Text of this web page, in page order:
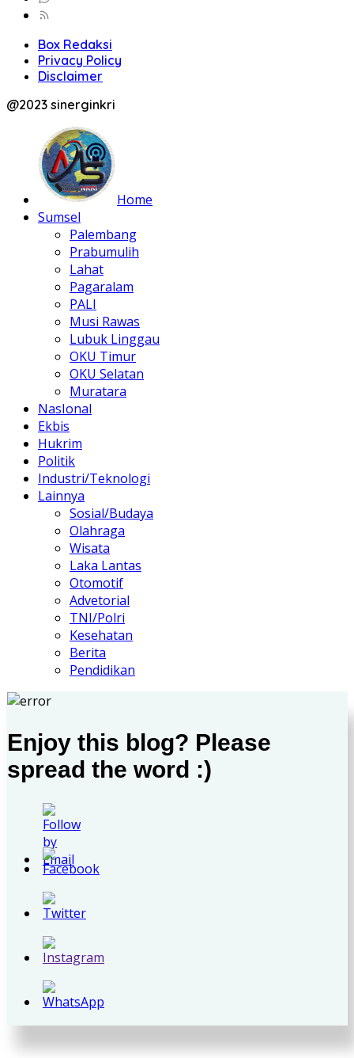
Box Redaksi
Privacy Policy
Disclaimer
@2023 sinerginkri
Home
Sumsel
Palembang
Prabumulih
Lahat
Pagaralam
PALI
Musi Rawas
Lubuk Linggau
OKU Timur
OKU Selatan
Muratara
NasIonal
Ekbis
Hukrim
Politik
Industri/Teknologi
Lainnya
Sosial/Budaya
Olahraga
Wisata
Laka Lantas
Otomotif
Advetorial
TNI/Polri
Kesehatan
Berita
Pendidikan
Enjoy this blog? Please
spread the word :)